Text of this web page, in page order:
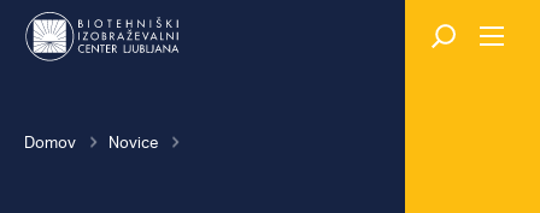
Skok
na
Breadcrumb
Domov Novice